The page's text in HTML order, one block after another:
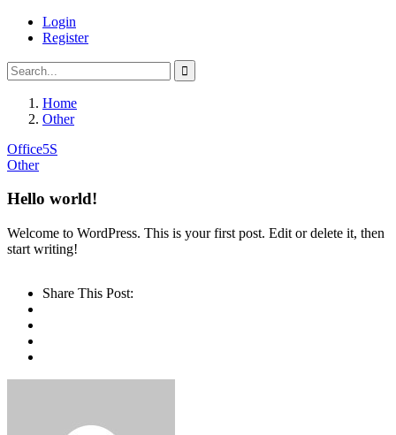
Login
Register
Home
Other
Office5S
Other
Hello world!
Welcome to WordPress. This is your first post. Edit or delete it, then
start writing!
Share This Post: